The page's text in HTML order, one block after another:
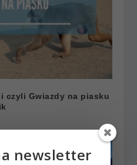
czyli Gwiazdy na piasku
newsletter